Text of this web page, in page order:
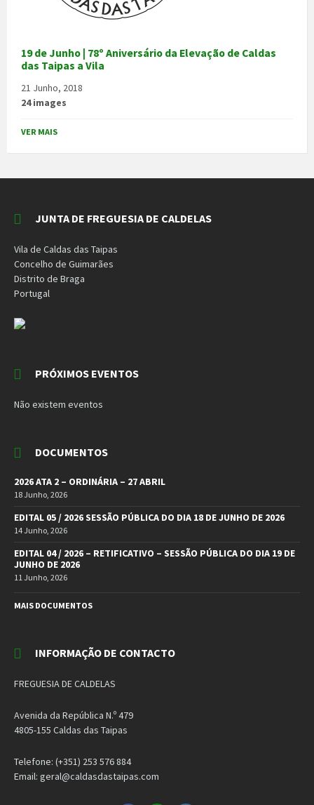
19 de Junho | 78º Aniversário da Elevação de Caldas
das Taipas a Vila
21 Junho, 2018
24 images
VER MAIS
JUNTA DE FREGUESIA DE CALDELAS
Vila de Caldas das Taipas
Concelho de Guimarães
Distrito de Braga
Portugal
PRÓXIMOS EVENTOS
Não existem eventos
DOCUMENTOS
2026 ATA 2 – ORDINÁRIA – 27 ABRIL
18 Junho, 2026
EDITAL 05 / 2026 SESSÃO PÚBLICA DO DIA 18 DE JUNHO DE 2026
14 Junho, 2026
EDITAL 04 / 2026 – RETIFICATIVO – SESSÃO PÚBLICA DO DIA 19 DE
JUNHO DE 2026
11 Junho, 2026
MAIS DOCUMENTOS
INFORMAÇÃO DE CONTACTO
FREGUESIA DE CALDELAS
Avenida da República N.º 479
4805-155 Caldas das Taipas
Telefone: (+351) 253 576 884
Email: geral@caldasdastaipas.com